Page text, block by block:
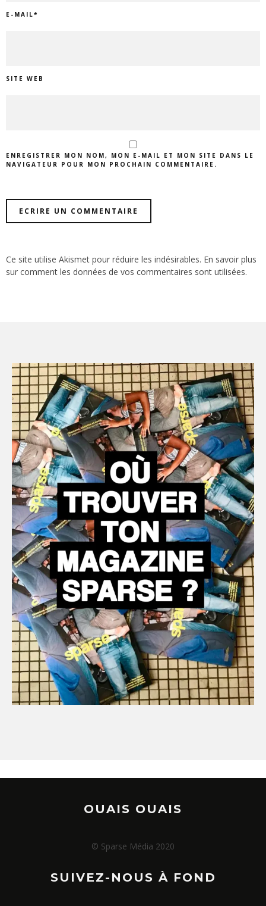
E-MAIL*
SITE WEB
ENREGISTRER MON NOM, MON E-MAIL ET MON SITE DANS LE
NAVIGATEUR POUR MON PROCHAIN COMMENTAIRE.
Ce site utilise Akismet pour réduire les indésirables. En savoir plus
sur comment les données de vos commentaires sont utilisées.
OUAIS OUAIS
© Sparse Média 2020
SUIVEZ-NOUS À FOND